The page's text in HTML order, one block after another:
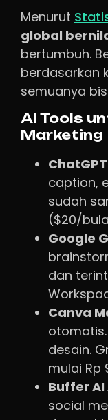
Menurut
global
bertumbuh.
berdasarkan
semuanya
AI Tools
Marketing
caption,
sudah
($20/
Google
dan
Canva
desain.
mulai Rp
Buffer
social